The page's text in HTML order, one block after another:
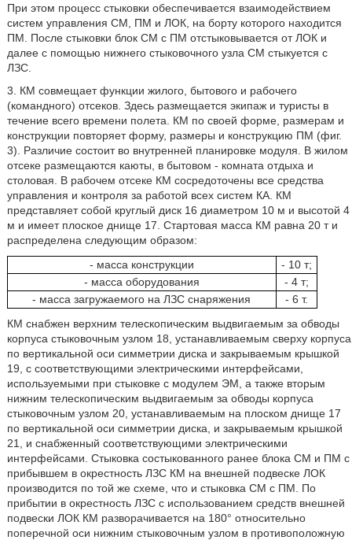
При этом процесс стыковки обеспечивается взаимодействием
систем управления СМ, ПМ и ЛОК, на борту которого находится
ПМ. После стыковки блок СМ с ПМ отстыковывается от ЛОК и
далее с помощью нижнего стыковочного узла СМ стыкуется с
ЛЗС.
3. КМ совмещает функции жилого, бытового и рабочего
(командного) отсеков. Здесь размещается экипаж и туристы в
течение всего времени полета. КМ по своей форме, размерам и
конструкции повторяет форму, размеры и конструкцию ПМ (фиг.
3). Различие состоит во внутренней планировке модуля. В жилом
отсеке размещаются каюты, в бытовом - комната отдыха и
столовая. В рабочем отсеке КМ сосредоточены все средства
управления и контроля за работой всех систем КА. КМ
представляет собой круглый диск 16 диаметром 10 м и высотой 4
м и имеет плоское днище 17. Стартовая масса КМ равна 20 т и
распределена следующим образом:
- масса конструкции
- 10 т;
- масса оборудования
- 4 т;
- масса загружаемого на ЛЗС снаряжения
- 6 т.
КМ снабжен верхним телескопическим выдвигаемым за обводы
корпуса стыковочным узлом 18, устанавливаемым сверху корпуса
по вертикальной оси симметрии диска и закрываемым крышкой
19, с соответствующими электрическими интерфейсами,
используемыми при стыковке с модулем ЭМ, а также вторым
нижним телескопическим выдвигаемым за обводы корпуса
стыковочным узлом 20, устанавливаемым на плоском днище 17
по вертикальной оси симметрии диска, и закрываемым крышкой
21, и снабженный соответствующими электрическими
интерфейсами. Стыковка состыкованного ранее блока СМ и ПМ с
прибывшем в окрестность ЛЗС КМ на внешней подвеске ЛОК
производится по той же схеме, что и стыковка СМ с ПМ. По
прибытии в окрестность ЛЗС с использованием средств внешней
подвески ЛОК КМ разворачивается на 180° относительно
поперечной оси нижним стыковочным узлом в противоположную